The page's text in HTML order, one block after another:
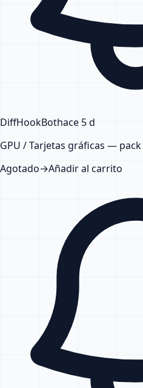
DiffHookBothace 5 d
GPU / Tarjetas gráficas — pack
Agotado→Añadir al carrito